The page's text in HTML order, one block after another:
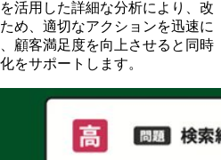
活用した詳細な分析により、改
め、適切なアクションを迅速に
顧客満足度を向上させると同時
をサポートします。